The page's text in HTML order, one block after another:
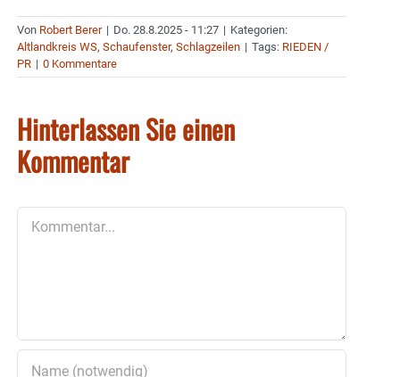
Von Robert Berer | Do. 28.8.2025 - 11:27 | Kategorien:
Altlandkreis WS, Schaufenster, Schlagzeilen | Tags: RIEDEN /
PR | 0 Kommentare
Hinterlassen Sie einen
Kommentar